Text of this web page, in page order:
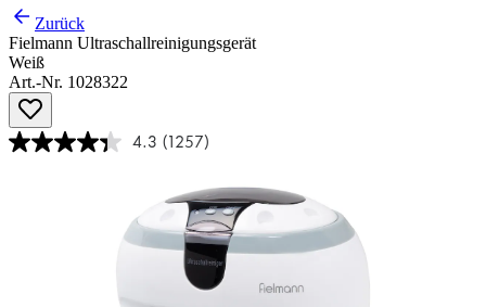
Zurück
Fielmann Ultraschallreinigungsgerät
Weiß
Art.-Nr. 1028322
4.3 (1257)